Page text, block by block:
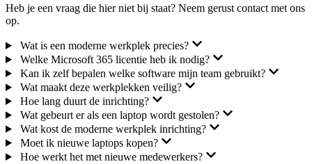
Heb je een vraag die hier niet bij staat? Neem gerust contact met ons
op.
Wat is een moderne werkplek precies?
Welke Microsoft 365 licentie heb ik nodig?
Kan ik zelf bepalen welke software mijn team gebruikt?
Wat maakt deze werkplekken veilig?
Hoe lang duurt de inrichting?
Wat gebeurt er als een laptop wordt gestolen?
Wat kost de moderne werkplek inrichting?
Moet ik nieuwe laptops kopen?
Hoe werkt het met nieuwe medewerkers?